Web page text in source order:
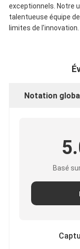
exceptionnels. Notre
talentueuse équipe
limites de l'innovation.
Notation
Basé